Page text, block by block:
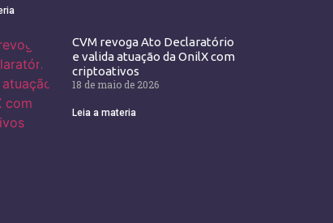
CVM revoga Ato Declaratório
e valida atuação da OnilX com
criptoativos
18 de maio de 2026
Leia a materia